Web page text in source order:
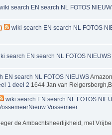
search EN search NL FOTOS
wiki search EN search NL FOTOS
search EN search NL FOTOS NIEUWS
EN search NL FOTOS NIEUWSAmazon
1 deel 2 1644 Jan van
wiki search EN search NL FOTOS
Nieuw Vossemeer
de Ambachtsheerlijkheid, met